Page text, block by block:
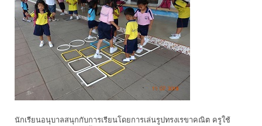
นักเรียนอนุบาลสนุกกับการเรียนโดยการเล่นรูปทรงเรขาคณิต ครูใช้